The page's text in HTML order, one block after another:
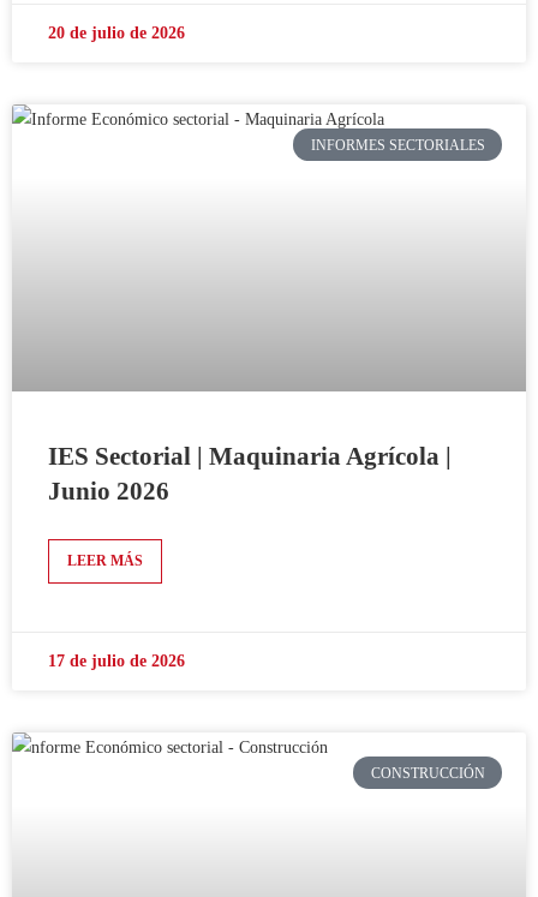
20 de julio de 2026
INFORMES SECTORIALES
IES Sectorial | Maquinaria Agrícola |
Junio 2026
LEER MÁS
17 de julio de 2026
CONSTRUCCIÓN